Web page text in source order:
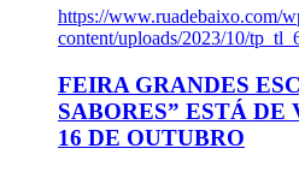
https://www.ruadebaixo.com/
content/uploads/2023/10/
FEIRA GRANDES
SABORES” ESTÁ DE
16 DE OUTUBRO